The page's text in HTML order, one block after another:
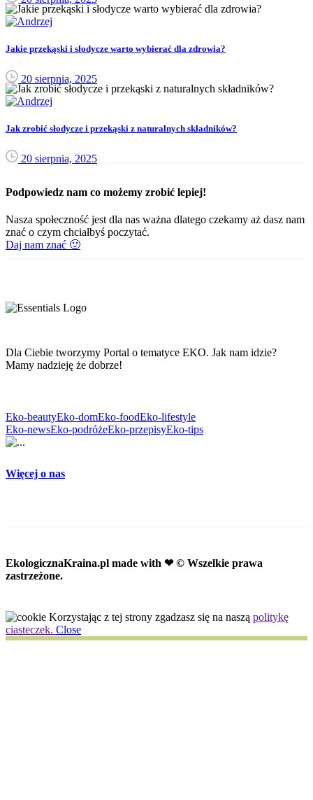
Jakie przekąski i słodycze warto wybierać dla zdrowia?
20 sierpnia, 2025
Jak zrobić słodycze i przekąski z naturalnych składników?
20 sierpnia, 2025
Podpowiedz nam co możemy zrobić lepiej!
Nasza społeczność jest dla nas ważna dlatego czekamy aż dasz nam
znać o czym chciałbyś poczytać.
Daj nam znać 🙂
Dla Ciebie tworzymy Portal o tematyce EKO. Jak nam idzie?
Mamy nadzieję że dobrze!
Eko-beautyEko-domEko-foodEko-lifestyle
Eko-newsEko-podróżeEko-przepisyEko-tips
Więcej o nas
EkologicznaKraina.pl made with ❤ © Wszelkie prawa
zastrzeżone.
Korzystając z tej strony zgadzasz się na naszą politykę
ciasteczek. Close